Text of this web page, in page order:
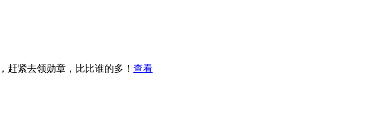
赶紧去领勋章，比比谁的多！ 查看